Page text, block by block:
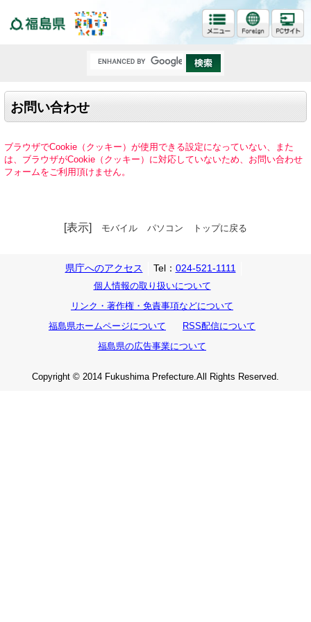
お問い合わせ
ブラウザでCookie（クッキー）が使用できる設定になっていない、また
は、ブラウザがCookie（クッキー）に対応していないため、お問い合わせ
フォームをご利用頂けません。
[表示] モバイル パソコン トップに戻る
県庁へのアクセス Tel： 024-521-1111
個人情報の取り扱いについて
リンク・著作権・免責事項などについて
福島県ホームページについて
RSS配信について
福島県の広告事業について
Copyright © 2014 Fukushima Prefecture.All Rights Reserved.